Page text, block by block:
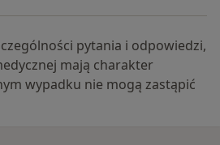
pytania i odpowiedzi,
mają charakter
wypadku nie mogą zastąpić